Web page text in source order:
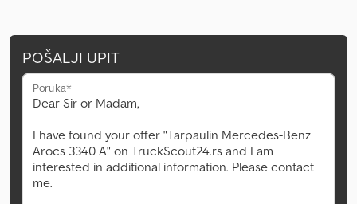
POŠALJI UPIT
Poruka*